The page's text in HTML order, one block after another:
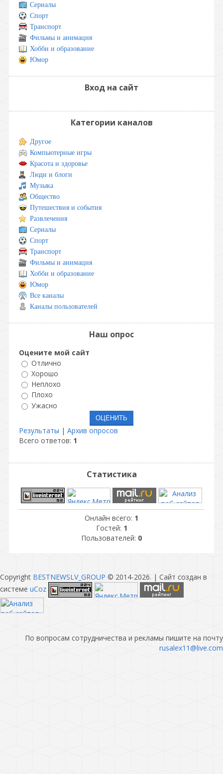
Сериалы
Спорт
Транспорт
Фильмы и анимация
Хобби и образование
Юмор
Вход на сайт
Категории каналов
Другое
Компьютерные игры
Красота и здоровье
Люди и блоги
Музыка
Общество
Путешествия и события
Развлечения
Сериалы
Спорт
Транспорт
Фильмы и анимация
Хобби и образование
Юмор
Все каналы
Каналы пользователей
Наш опрос
Оцените мой сайт
Отлично
Хорошо
Неплохо
Плохо
Ужасно
Результаты | Архив опросов
Всего ответов: 1
Статистика
Онлайн всего: 1
Гостей: 1
Пользователей: 0
Copyright BESTNEWSLV_GROUP © 2014-2026. | Сайт создан в
системе uCoz
По вопросам сотрудничества и рекламы пишите на почту
rusalex11@live.com